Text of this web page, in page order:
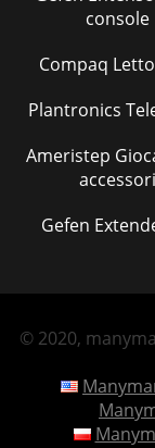
console
Compaq
Plantronics
Ameristep
accessori
Gefen
© 2020,